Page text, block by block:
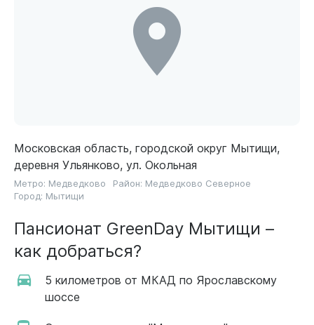
Московская область, городской округ Мытищи,
деревня Ульянково, ул. Окольная
Метро: Медведково Район: Медведково Северное
Город: Мытищи
Пансионат GreenDay Мытищи –
как добраться?
5 километров от МКАД по Ярославскому
шоссе